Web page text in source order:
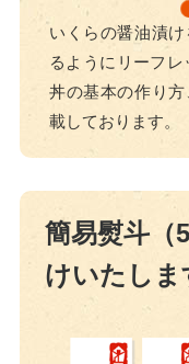
いくらの醤油漬
るようにリーフ
丼の基本の作り
載しております。
簡易熨斗（
けいたしま